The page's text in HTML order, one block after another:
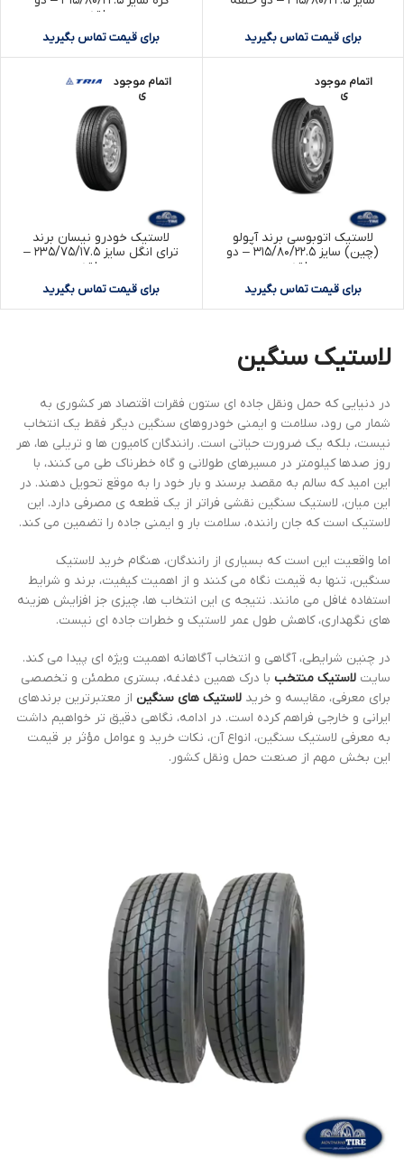
برای قیمت تماس بگیرید
حلقه
برای قیمت تماس بگیرید
اتمام موجود
ی
لاستیک اتوبوسی برند آپولو
(چین) سایز ۳۱۵/۸۰/۲۲.۵ – دو
حلقه
برای قیمت تماس بگیرید
اتمام موجود
ی
لاستیک خودرو نیسان برند
ترای انگل سایز ۲۳۵/۷۵/۱۷.۵ –
دو حلقه
برای قیمت تماس بگیرید
لاستیک سنگین
در دنیایی که حمل ‌ونقل جاده‌ ای ستون فقرات اقتصاد هر کشوری به
‌شمار می ‌رود، سلامت و ایمنی خودروهای سنگین دیگر فقط یک انتخاب
نیست، بلکه یک ضرورت حیاتی است. رانندگان کامیون ‌ها و تریلی‌ ها، هر
روز صدها کیلومتر در مسیرهای طولانی و گاه خطرناک طی می‌ کنند، با
این امید که سالم به مقصد برسند و بار خود را به موقع تحویل دهند. در
این میان، لاستیک سنگین نقشی فراتر از یک قطعه‌ ی مصرفی دارد. این
لاستیک است که جان راننده، سلامت بار و ایمنی جاده را تضمین می ‌کند.
اما واقعیت این است که بسیاری از رانندگان، هنگام خرید لاستیک
سنگین، تنها به قیمت نگاه می ‌کنند و از اهمیت کیفیت، برند و شرایط
استفاده غافل می ‌مانند. نتیجه ‌ی این انتخاب ‌ها، چیزی جز افزایش هزینه
‌های نگهداری، کاهش طول عمر لاستیک و خطرات جاده ‌ای نیست.
در چنین شرایطی، آگاهی و انتخاب آگاهانه اهمیت ویژه‌ ای پیدا می ‌کند.
سایت لاستیک منتخب با درک همین دغدغه، بستری مطمئن و تخصصی
برای معرفی، مقایسه و خرید لاستیک‌ های سنگین از معتبرترین برندهای
ایرانی و خارجی فراهم کرده است. در ادامه، نگاهی دقیق‌ تر خواهیم داشت
به معرفی لاستیک سنگین، انواع آن، نکات خرید و عوامل مؤثر بر قیمت
این بخش مهم از صنعت حمل‌ ونقل کشور.